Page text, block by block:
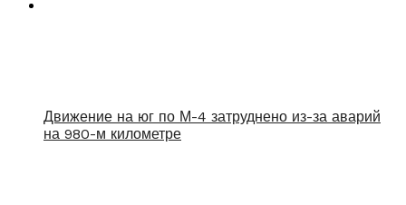
Движение на юг по М-4 затруднено из-за аварий
на 980-м километре